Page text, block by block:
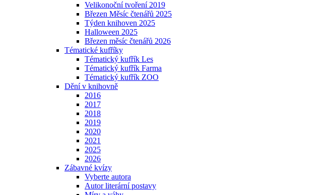
Velikonoční tvoření 2019
Březen Měsíc čtenářů 2025
Týden knihoven 2025
Halloween 2025
Březen měsíc čtenářů 2026
Tématické kufříky
Tématický kufřík Les
Tématický kufřík Farma
Tématický kufřík ZOO
Dění v knihovně
2016
2017
2018
2019
2020
2021
2025
2026
Zábavné kvízy
Vyberte autora
Autor literární postavy